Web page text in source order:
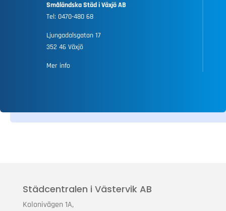
Småländska Städ i Växjö AB
Tel: 0470-480 68
Ljungadalsgatan 17
352 46 Växjö
Mer info
Städcentralen i Västervik AB
Kolonivägen 1A,